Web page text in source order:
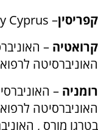
קפריסין–
Cyprus
קרואטיה –
האוניברסיטה
רומניה –
האוניברסיטה
בטרגו מורס ,